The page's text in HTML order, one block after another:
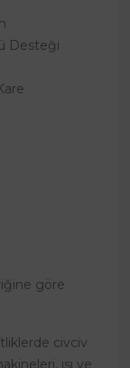
Desteği
göre
civciv